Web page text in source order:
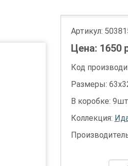
Артикул:
Цена: 1650
Код
Размеры:
В коробке:
Коллекция: